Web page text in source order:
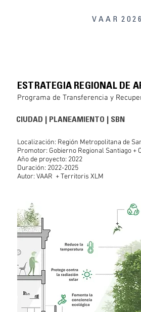
V A A R 2 0 2 6
ESTRATEGIA REGIONAL DE
Programa de Transferencia y
CIUDAD PLANEAMIENTO SBN
Localización: Región Metropolitana de
Promotor: Gobierno Regional Santiago +
Año de proyecto: 2022
Duración: 2022-2025
Autor: VAAR +Territoris XLM